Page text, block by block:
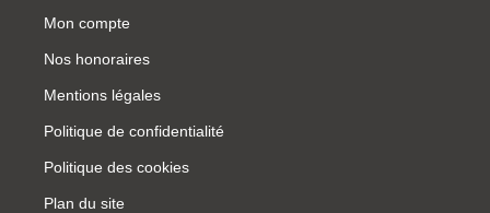
Mon compte
Nos honoraires
Mentions légales
Politique de confidentialité
Politique des cookies
Plan du site